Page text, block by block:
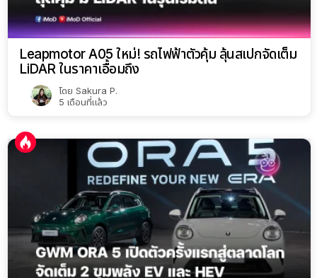
Leapmotor A05 ใหม่! รถไฟฟ้าตัวคุ้ม ลุ้นสเปกจัดเต็ม
LiDAR ในราคาเอื้อมถึง
โดย Sakura P.
5 เดือนที่แล้ว